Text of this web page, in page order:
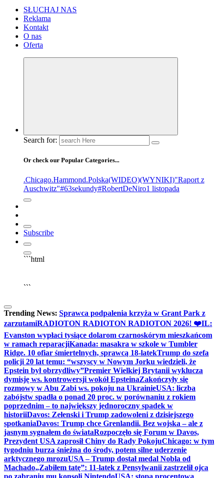
SŁUCHAJ NAS
Reklama
Kontakt
O nas
Oferta
Search for:
Or check our Popular Categories...
.Chicago.Hammond.Polska(WIDEO)(WYNIKI)"Raport z
Auschwitz"#63sekundy#RobertDeNiro1 listopada
Subscribe
```html
```
Trending News: Sprawca podpalenia krzyża w Grant Park z
zarzutamiRADIOTON RADIOTON RADIOTON 2026! ❤️IL:
Evanston wypłaci tysiące dolarom czarnoskórym mieszkańcom
w ramach reparacjiKanada: masakra w szkole w Tumbler
Ridge. 10 ofiar śmiertelnych, sprawcą 18-latekTrump do szefa
policji 20 lat temu: “wszyscy w Nowym Jorku wiedzieli, że
Epstein był obrzydliwy”Premier Wielkiej Brytanii wyklucza
dymisję ws. kontrowersji wokół EpsteinaZakończyły się
rozmowy w Abu Zabi ws. pokoju na UkrainieUSA: liczba
zabójstw spadła o ponad 20 proc. w porównaniu z rokiem
poprzednim – to największy jednoroczny spadek w
historiiDavos: Zełenski i Trump zadowoleni z dzisiejszego
spotkaniaDavos: Trump chce Grenlandii. Bez wojska – ale z
jasnym sygnałem do świataRozpoczęło się Forum w Davos,
Prezydent USA zaprosił Chiny do Rady PokojuChicago: w tym
tygodniu burza śnieżna do środy, potem silne uderzenie
arktycznego mrozuUSA – Trump dostał medal Nobla od
Machado„Zabiłem tatę”: 11-latek z Pensylwanii zastrzelił ojca
po zabraniu mu konsoli NintendoUSA: stopa procentowa